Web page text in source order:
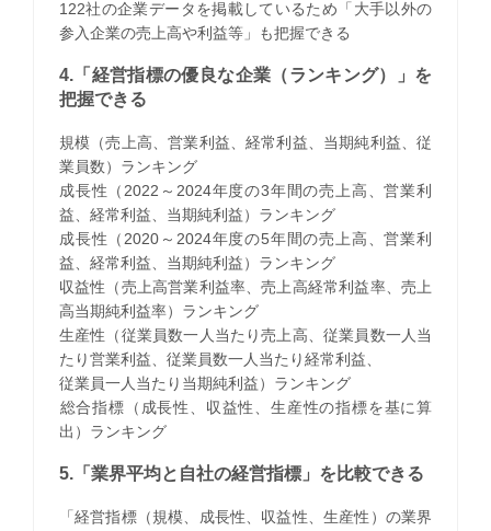
122社の企業データを掲載しているため「大手以外の
参入企業の売上高や利益等」も把握できる
4.「経営指標の優良な企業（ランキング）」を
把握できる
規模（売上高、営業利益、経常利益、当期純利益、従
業員数）ランキング
成長性（2022～2024年度の3年間の売上高、営業利
益、経常利益、当期純利益）ランキング
成長性（2020～2024年度の5年間の売上高、営業利
益、経常利益、当期純利益）ランキング
収益性（売上高営業利益率、売上高経常利益率、売上
高当期純利益率）ランキング
生産性（従業員数一人当たり売上高、従業員数一人当
たり営業利益、従業員数一人当たり経常利益、
従業員一人当たり当期純利益）ランキング
​総合指標（成長性、収益性、生産性の指標を基に算
出）ランキング
5.「業界平均と自社の経営指標」を比較できる
「経営指標（規模、成長性、収益性、生産性）の業界